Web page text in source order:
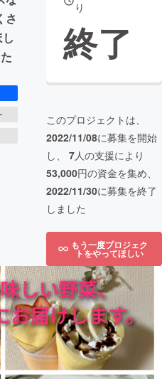
さ
り
終了
このプロジェクトは、
2022/11/08に募集を開始
し、 7人の支援により
53,000円の資金を集め、
2022/11/30に募集を終了
しました
もう一度プロジェク
トをやってほしい